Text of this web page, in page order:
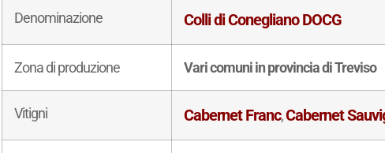
Denominazione Colli di Conegliano DOCG
Zona di produzione Vari comuni in provincia di Treviso
Vitigni Cabernet Franc,Cabernet